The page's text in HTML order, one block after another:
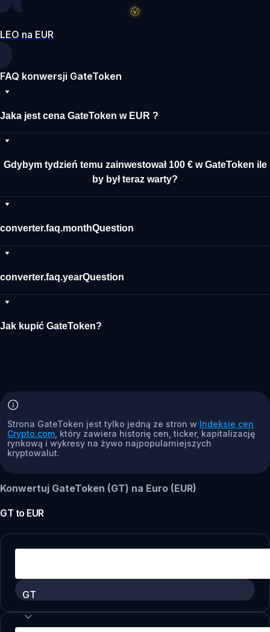
LEO na EUR
FAQ konwersji GateToken
Jaka jest cena GateToken w EUR ?
Gdybym tydzień temu zainwestował 100 € w GateToken ile
by był teraz warty?
converter.faq.monthQuestion
converter.faq.yearQuestion
Jak kupić GateToken?
Strona GateToken jest tylko jedną ze stron w Indeksie cen
Crypto.com , który zawiera historię cen, ticker, kapitalizację
rynkową i wykresy na żywo najpopularniejszych
kryptowalut.
Konwertuj GateToken (GT) na Euro (EUR)
GT to EUR
GT